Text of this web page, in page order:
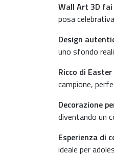
Wall Art 3D
posa
Design
uno sfondo
Ricco di
campione,
Decorazione
diventando un
Esperienza di
ideale per